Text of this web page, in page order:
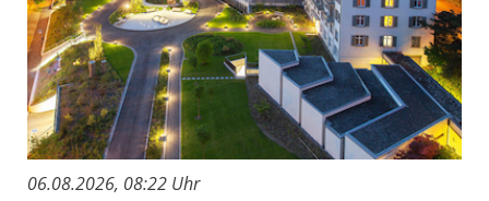
06.08.2026, 08:22 Uhr